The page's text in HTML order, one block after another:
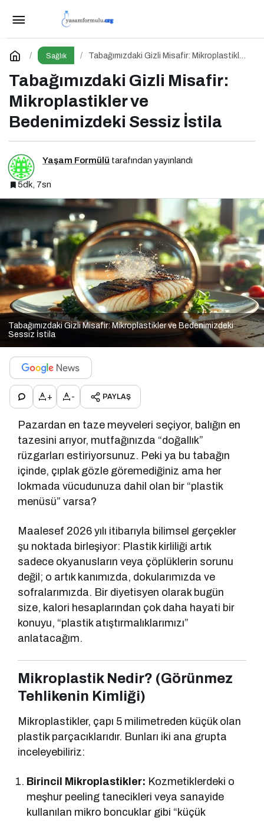
Sağlık
Tabağımızdaki Gizli Misafir: Mikroplastikler
Tabağımızdaki Gizli Misafir:
Mikroplastikler ve
Bedenimizdeki Sessiz İstila
Yaşam Formülü tarafından yayınlandı
5dk, 7sn
Tabağımızdaki Gizli Misafir: Mikroplastikler ve Bedenimizdeki
Sessiz İstila
+ - PAYLAŞ
Pazardan en taze meyveleri seçiyor, balığın en
tazesini arıyor, mutfağınızda “doğallık”
rüzgarları estiriyorsunuz. Peki ya bu tabağın
içinde, çıplak gözle göremediğiniz ama her
lokmada vücudunuza dahil olan bir “plastik
menüsü” varsa?
Maalesef 2026 yılı itibarıyla bilimsel gerçekler
şu noktada birleşiyor: Plastik kirliliği artık
sadece okyanusların veya çöplüklerin sorunu
değil; o artık kanımızda, dokularımızda ve
sofralarımızda. Bir diyetisyen olarak bugün
size, kalori hesaplarından çok daha hayati bir
konuyu, “plastik atıştırmalıklarımızı”
anlatacağım.
Mikroplastik Nedir? (Görünmez
Tehlikenin Kimliği)
Mikroplastikler, çapı 5 milimetreden küçük olan
plastik parçacıklarıdır. Bunları iki ana grupta
inceleyebiliriz:
Birincil Mikroplastikler: Kozmetiklerdeki o
meşhur peeling tanecikleri veya sanayide
kullanılan mikro boncuklar gibi “küçük
Bahar Bir Yenilenme mi, Yoksa Duygusal Bir
Sınav mı?
Yorum Yap